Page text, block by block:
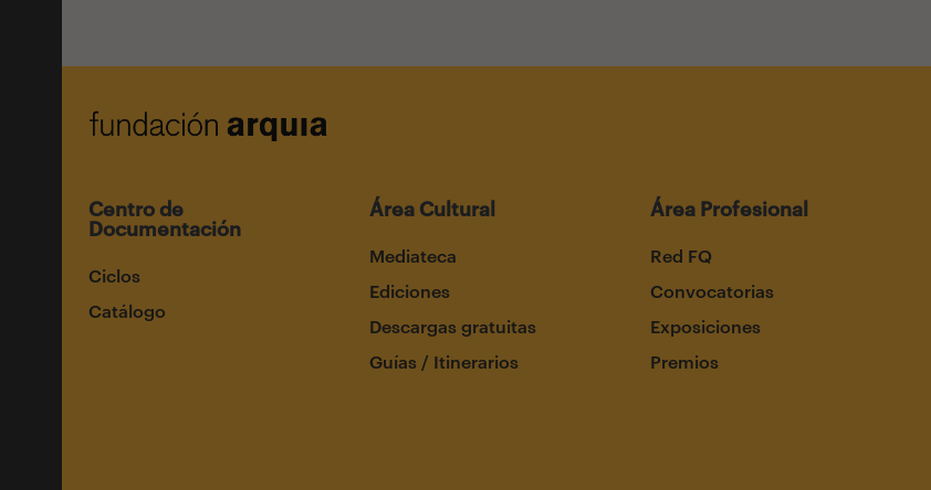
Centro de
Documentación
Ciclos
Catálogo
Área Cultural
Mediateca
Ediciones
Descargas gratuitas
Guías / Itinerarios
Área Profesional
Red FQ
Convocatorias
Exposiciones
Premios